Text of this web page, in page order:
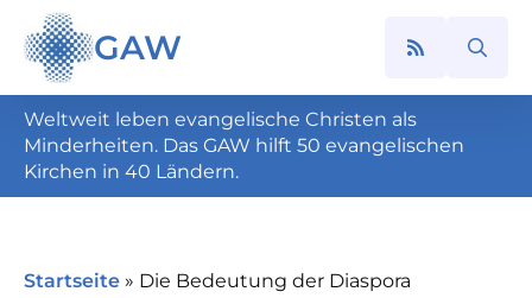
GAW
Search
Weltweit leben evangelische Christen als
Minderheiten. Das GAW hilft 50 evangelischen
Kirchen in 40 Ländern.
Startseite » Die Bedeutung der Diaspora